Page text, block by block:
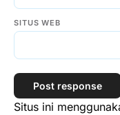
SITUS WEB
Situs ini